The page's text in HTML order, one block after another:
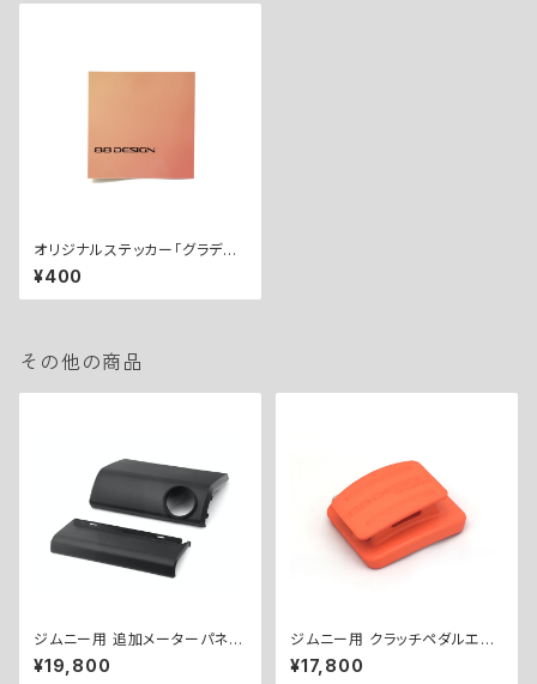
オリジナルステッカー「グラデー
ション」 / Original Sticker "G
radation"
¥400
その他の商品
ジムニー用 追加メーターパネル
キット（Φ60） ／ EXTRA GAU
GE PANEL KIT for Jimny (Φ
¥19,800
ジムニー用 クラッチペダルエク
ステンダー（20mm） ／ CLUT
CH PEDAL EXTENDER (20m
¥17,800